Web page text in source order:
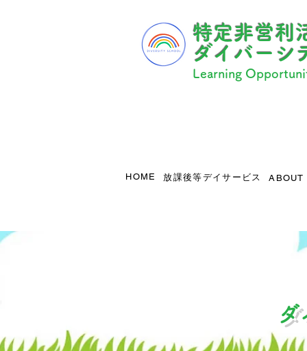
特定非営利
ダイバーシ
Learning
HOME 放課後等デイサービス ABOUT
ダ